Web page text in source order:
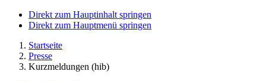
Direkt zum Hauptinhalt springen
Direkt zum Hauptmenü springen
Startseite
Presse
Kurzmeldungen (hib)